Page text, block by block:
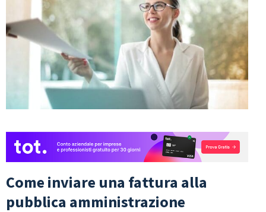
Come inviare una fattura alla
pubblica amministrazione